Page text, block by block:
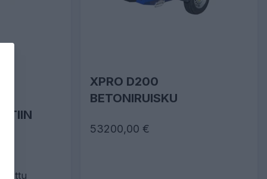
XPRO D200
BETONIRUISKU
53200,00 €